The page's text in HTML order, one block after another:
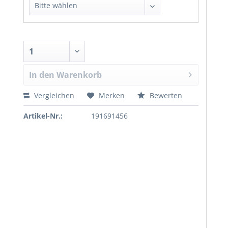
In den Warenkorb
Vergleichen Merken Bewerten
Artikel-Nr.: 191691456